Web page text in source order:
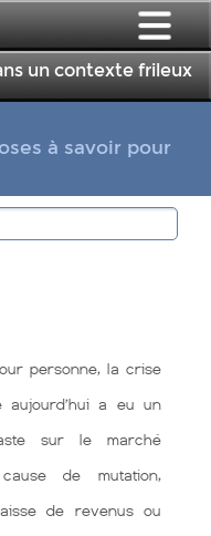
un contexte frileux
à savoir pour
personne, la crise
a eu un
sur le marché
de mutation,
de revenus ou